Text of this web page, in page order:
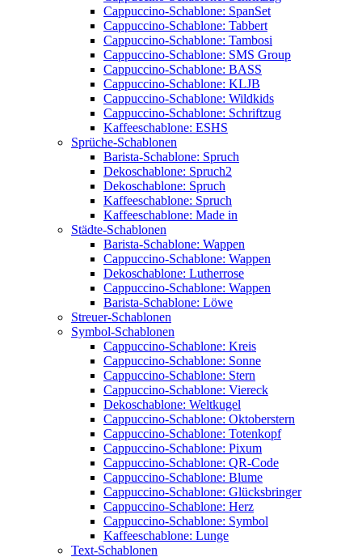
Cappuccino-Schablone: SpanSet
Cappuccino-Schablone: Tabbert
Cappuccino-Schablone: Tambosi
Cappuccino-Schablone: SMS Group
Cappuccino-Schablone: BASS
Cappuccino-Schablone: KLJB
Cappuccino-Schablone: Wildkids
Cappuccino-Schablone: Schriftzug
Kaffeeschablone: ESHS
Sprüche-Schablonen
Barista-Schablone: Spruch
Dekoschablone: Spruch2
Dekoschablone: Spruch
Kaffeeschablone: Spruch
Kaffeeschablone: Made in
Städte-Schablonen
Barista-Schablone: Wappen
Cappuccino-Schablone: Wappen
Dekoschablone: Lutherrose
Cappuccino-Schablone: Wappen
Barista-Schablone: Löwe
Streuer-Schablonen
Symbol-Schablonen
Cappuccino-Schablone: Kreis
Cappuccino-Schablone: Sonne
Cappuccino-Schablone: Stern
Cappuccino-Schablone: Viereck
Dekoschablone: Weltkugel
Cappuccino-Schablone: Oktoberstern
Cappuccino-Schablone: Totenkopf
Cappuccino-Schablone: Pixum
Cappuccino-Schablone: QR-Code
Cappuccino-Schablone: Blume
Cappuccino-Schablone: Glücksbringer
Cappuccino-Schablone: Herz
Cappuccino-Schablone: Symbol
Kaffeeschablone: Lunge
Text-Schablonen